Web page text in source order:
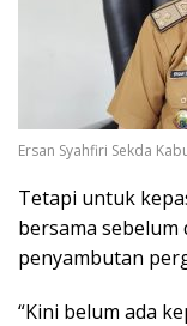
Ersan Syahfiri Sekda
Tetapi untuk
bersama
penyambutan
“Kini belum ada